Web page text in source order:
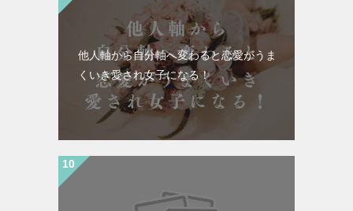
他人軸から自分軸へ変わると恋愛がうま
くいき愛され女子になる！